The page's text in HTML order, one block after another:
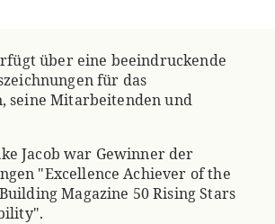
über eine beeindruckende
für das
seine Mitarbeitenden und
Jacob war Gewinner der
"Excellence Achiever of the
Magazine 50 Rising Stars